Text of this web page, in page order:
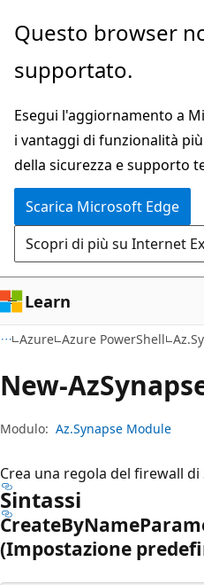
Ignora
passa
contenuto
principale
Passare
allo
spostamento
pagina
Questo browser
supportato.
Esegui l'aggiornamento a
i vantaggi di funzionalità
della sicurezza e supporto
Scarica Microsoft Edge
Scopri di più su Internet
Learn
Azure Azure PowerShell
New-Az
Modulo: Az.Synapse Module
Crea una regola del firewall di
Sintassi
CreateByName
(Impostazione